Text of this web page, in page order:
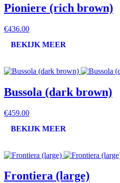
Pioniere (rich brown)
€436.00
BEKIJK MEER
Bussola (dark brown)
€459.00
BEKIJK MEER
Frontiera (large)